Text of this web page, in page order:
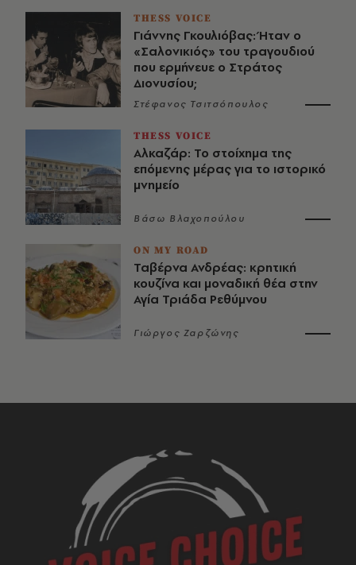
THESS VOICE
Γιάννης Γκουλιόβας: Ήταν ο
«Σαλονικιός» του τραγουδιού
που ερμήνευε ο Στράτος
Διονυσίου;
Στέφανος Τσιτσόπουλος
THESS VOICE
Αλκαζάρ: Το στοίχημα της
επόμενης μέρας για το ιστορικό
μνημείο
Βάσω Βλαχοπούλου
ON MY ROAD
Ταβέρνα Ανδρέας: κρητική
κουζίνα και μοναδική θέα στην
Αγία Τριάδα Ρεθύμνου
Γιώργος Ζαρζώνης